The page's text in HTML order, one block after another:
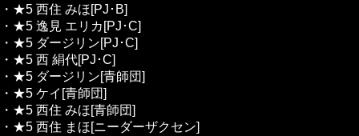
・★5 西住 みほ[PJ･B]
・★5 逸見 エリカ[PJ･C]
・★5 ダージリン[PJ･C]
・★5 西 絹代[PJ･C]
・★5 ダージリン[青師団]
・★5 ケイ[青師団]
・★5 西住 みほ[青師団]
・★5 西住 まほ[ニーダーザクセン]